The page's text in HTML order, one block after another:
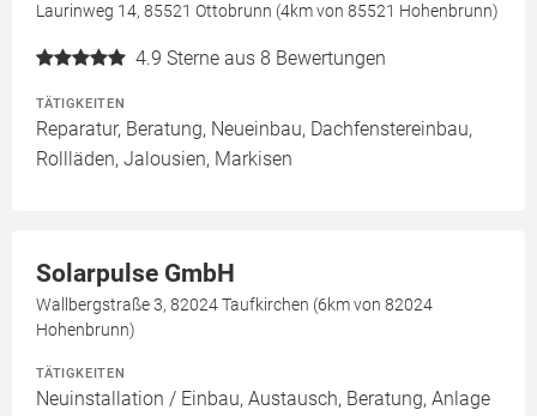
Laurinweg 14, 85521 Ottobrunn (4km von 85521 Hohenbrunn)
4.9 Sterne aus 8 Bewertungen
TÄTIGKEITEN
Reparatur, Beratung, Neueinbau, Dachfenstereinbau,
Rollläden, Jalousien, Markisen
Solarpulse GmbH
Wallbergstraße 3, 82024 Taufkirchen (6km von 82024
Hohenbrunn)
TÄTIGKEITEN
Neuinstallation / Einbau, Austausch, Beratung, Anlage